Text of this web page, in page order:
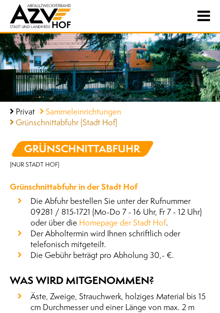
Privat
Sammeleinrichtungen
Grünschnittabfuhr (Stadt Hof)
GRÜNSCHNITT­ABFUHR
(NUR STADT HOF)
Grünschnittabfuhr in der Stadt Hof
Die Abfuhr bestellen Sie unter der Rufnummer
09281 / 815-1721 (Mo-Do 7 - 16 Uhr, Fr 7 - 12 Uhr)
oder über die Homepage der Stadt Hof.
Der Abholtermin wird Ihnen schriftlich oder
telefonisch mitgeteilt.
Die Gebühr beträgt pro Abholung 30,- €.
WAS WIRD MITGENOMMEN?
Äste, Zweige, Strauchwerk, holziges Material bis 15
cm Durchmesser und einer Länge von max. 2 m